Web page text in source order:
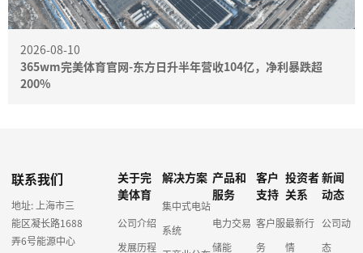
2026-08-10
365wm完美体育官网-东方日升半年营收104亿，净利暴跌超
200%
联系我们
地址: 上海市三
能区凝长路1688
弄6号能源中心
关于完
美体育
公司介绍
发展历程
解决方案
集中式电站
系统
产品和
服务
电力交易
储能
客户
支持
客户服
务
投资者
关系
最新行
情
新闻
动态
公司动
态